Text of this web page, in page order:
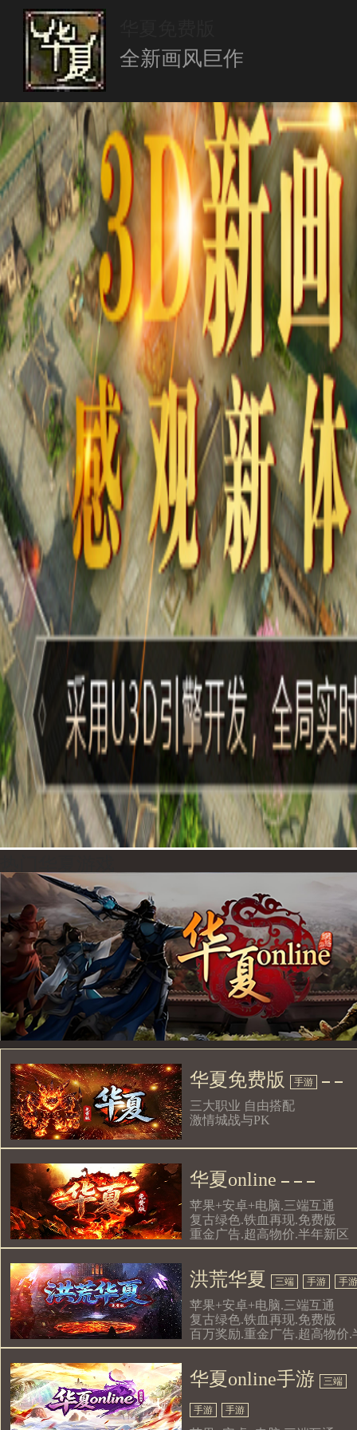
全新画风巨作
首页
游戏中心
新闻中心
游戏资料
商务合作
客服中心
华夏免费版 手游
‌三大职业 自由搭配
激情城战与PK‌
华夏online
苹果+安卓+电脑.三端互通
复古绿色.铁血再现.免费版
重金广告.超高物价.半年新区
洪荒华夏 三端 手游 手游
苹果+安卓+电脑.三端互通
复古绿色.铁血再现.免费版
百万奖励.重金广告.超高物价.
年新区
华夏online手游 三端
手游 手游